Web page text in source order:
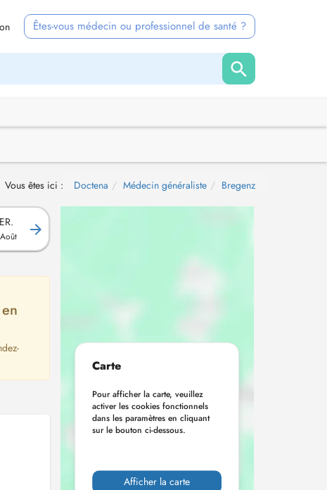
Êtes-vous médecin ou professionnel de santé ?
Vous êtes ici : Doctena Médecin généraliste Bregenz
Carte
Pour afficher la carte, veuillez
activer les cookies fonctionnels
dans les paramètres en cliquant
sur le bouton ci-dessous.
Afficher la carte